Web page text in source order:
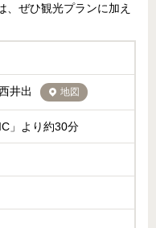
、ぜひ観光プランに加え
井出 地図
」より約30分